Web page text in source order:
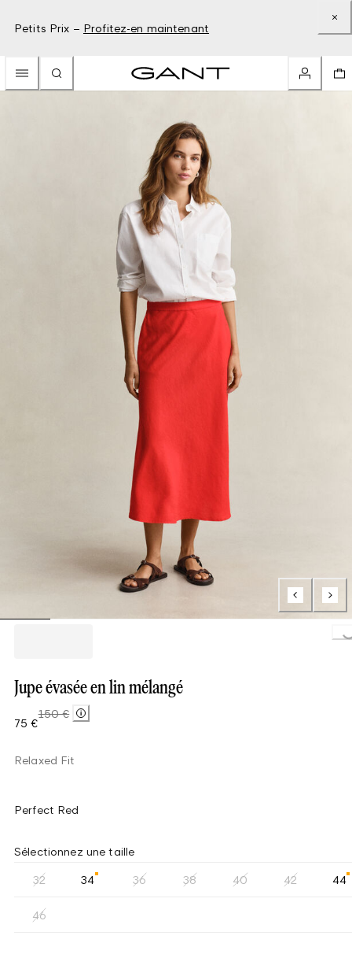
Petits Prix – Profitez-en maintenant
Jupe évasée en lin mélangé
75 €
150 €
Relaxed Fit
Perfect Red
Sélectionnez une taille
32 34 36 38 40 42 44
46